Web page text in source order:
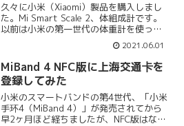
久々に小米（Xiaomi）製品を購入しまし
た。Mi Smart Scale 2、体組成計です。
以前は小米の第一世代の体重計を使って
いました。単純に体重だけ測るタイプで
す。それでも当時は、Bluetoothでアプリ
と連動して体重が記録されるこ...
2021.06.01
MiBand 4 NFC版に上海交通卡を
登録してみた
小米のスマートバンドの第4世代、「小米
手环4（MiBand 4）」が発売されてから
早2ヶ月ほど経ちましたが、NFC版はなか